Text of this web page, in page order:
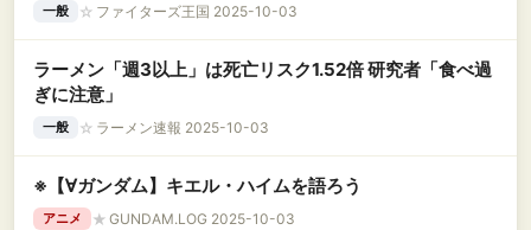
一般 ☆ ファイターズ王国 2025-10-03
ラーメン「週3以上」は死亡リスク1.52倍 研究者「食べ過
ぎに注意」
一般 ☆ ラーメン速報 2025-10-03
※【∀ガンダム】キエル・ハイムを語ろう
アニメ ★ GUNDAM.LOG 2025-10-03